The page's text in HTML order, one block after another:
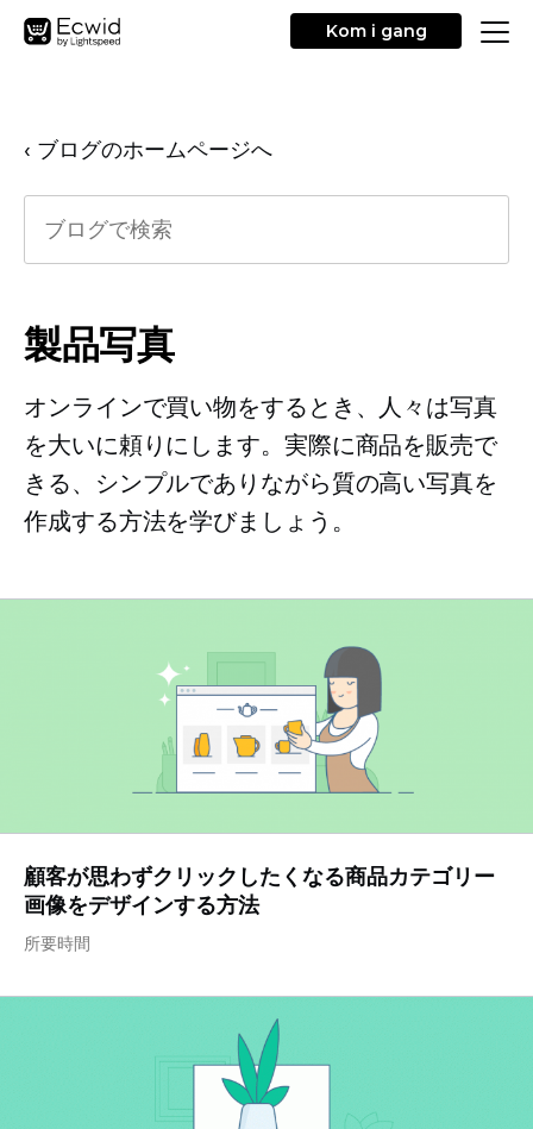
Kom i gang
‹ ブログのホームページへ
製品写真
オンラインで買い物をするとき、人々は写真
を大いに頼りにします。実際に商品を販売で
きる、シンプルでありながら質の高い写真を
作成する方法を学びましょう。
顧客が思わずクリックしたくなる商品カテゴリー
画像をデザインする方法
所要時間